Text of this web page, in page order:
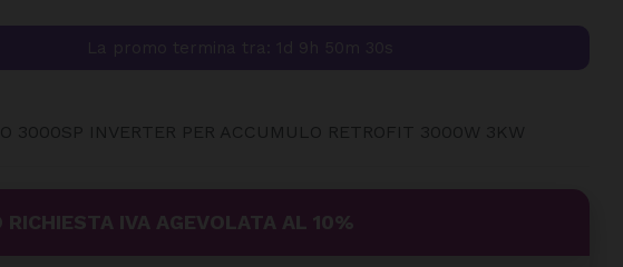
RICHIESTA IVA AGEVOLATA AL 10%